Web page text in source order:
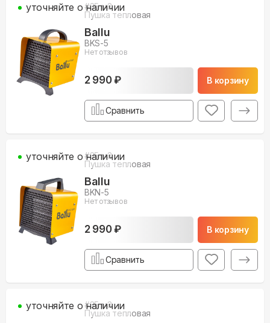
#35м3
Пушка тепловая
Ballu
BKS-5
Нет отзывов
2 990 ₽ В корзину
уточняйте о наличии
Сравнить
#35м3
Пушка тепловая
Ballu
BKN-5
Нет отзывов
2 990 ₽ В корзину
уточняйте о наличии
Сравнить
#35м3
Пушка тепловая
уточняйте о наличии